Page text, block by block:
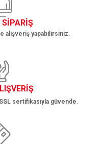
olmalı.
alışveriş yapabilirsiniz.
sertifikasıyla güvende.